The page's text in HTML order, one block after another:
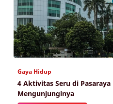
Gaya Hidup
4 Aktivitas Seru di
Mengunjunginya